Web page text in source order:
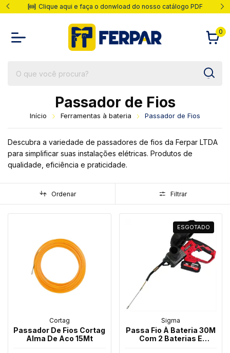
nosso catálogo PDF Parcelas em até 10x
0
Passador de Fios
Início Ferramentas à bateria Passador de Fios
Descubra a variedade de passadores de fios da Ferpar LTDA
para simplificar suas instalações elétricas. Produtos de
qualidade, eficiência e praticidade.
Ordenar Filtrar
Cortag
Passador De Fios Cortag
Alma De Aco 15Mt
ESGOTADO
Sigma
Passa Fio À Bateria 30M
Com 2 Baterias E